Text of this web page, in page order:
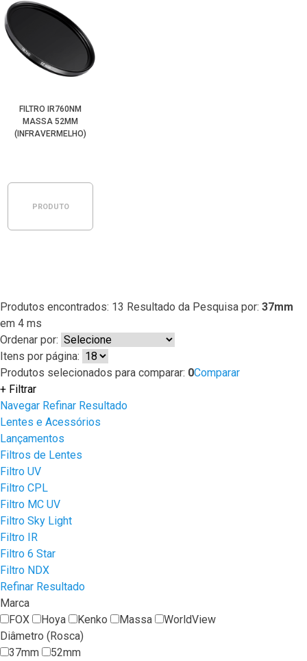
FILTRO IR760NM
MASSA 52MM
(INFRAVERMELHO)
PRODUTO
Produtos encontrados: 13 Resultado da Pesquisa por: 37mm
em 4 ms
Ordenar por:
Itens por página:
Produtos selecionados para comparar: 0Comparar
+ Filtrar
Navegar Refinar Resultado
Lentes e Acessórios
Lançamentos
Filtros de Lentes
Filtro UV
Filtro CPL
Filtro MC UV
Filtro Sky Light
Filtro IR
Filtro 6 Star
Filtro NDX
Refinar Resultado
Marca
FOX
Hoya Kenko Massa
WorldView
Diâmetro (Rosca)
37mm
52mm